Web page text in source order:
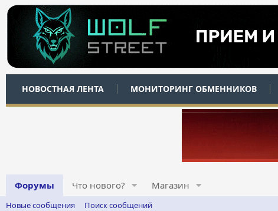
НОВОСТНАЯ ЛЕНТА МОНИТОРИНГ ОБМЕННИКОВ
Форумы Что нового? Магазин
Новые сообщения Поиск сообщений